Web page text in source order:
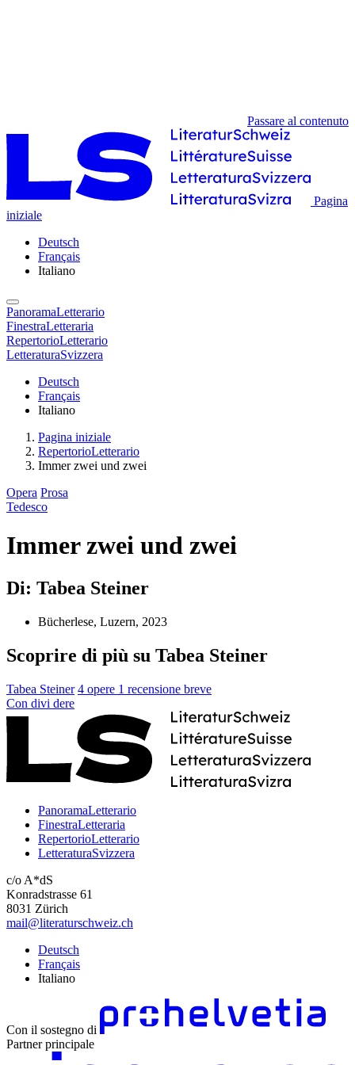
Passare al contenuto
Pagina
iniziale
Deutsch
Français
Italiano
PanoramaLetterario
FinestraLetteraria
RepertorioLetterario
LetteraturaSvizzera
Deutsch
Français
Italiano
Pagina iniziale
RepertorioLetterario
Immer zwei und zwei
Opera Prosa
Tedesco
Immer zwei und zwei
Di: Tabea Steiner
Bücherlese, Luzern, 2023
Scoprire di più su Tabea Steiner
Tabea Steiner 4 opere 1 recensione breve
Con divi dere
PanoramaLetterario
FinestraLetteraria
RepertorioLetterario
LetteraturaSvizzera
c/o A*dS
Konradstrasse 61
8031 Zürich
mail@literaturschweiz.ch
Deutsch
Français
Italiano
Con il sostegno di
Partner principale